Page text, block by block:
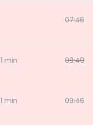
07:46
1 min 08:49
1 min 09:46